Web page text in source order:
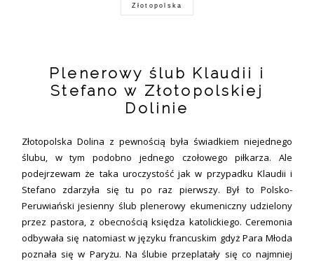
Złotopolska
Plenerowy ślub Klaudii i
Stefano w Złotopolskiej
Dolinie
Złotopolska Dolina z pewnością była świadkiem niejednego
ślubu, w tym podobno jednego czołowego piłkarza. Ale
podejrzewam że taka uroczystość jak w przypadku Klaudii i
Stefano zdarzyła się tu po raz pierwszy. Był to Polsko-
Peruwiański jesienny ślub plenerowy ekumeniczny udzielony
przez pastora, z obecnością księdza katolickiego. Ceremonia
odbywała się natomiast w języku francuskim gdyż Para Młoda
poznała się w Paryżu. Na ślubie przeplatały się co najmniej